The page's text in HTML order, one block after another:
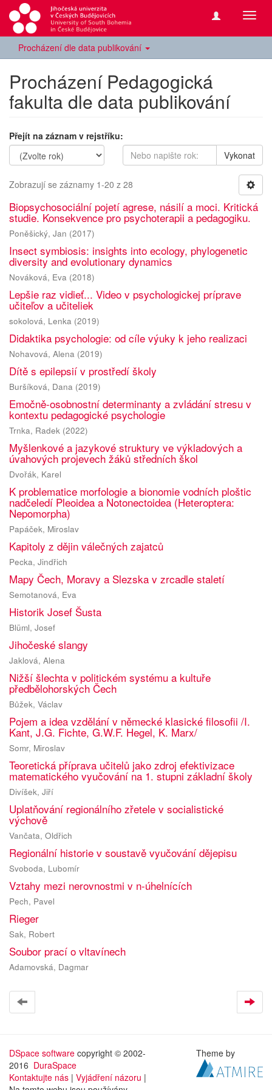
Procházení dle data publikování
Procházení Pedagogická
fakulta dle data publikování
Přejít na záznam v rejstříku:
Vykonat
Zobrazují se záznamy 1-20 z 28
Biopsychosociální pojetí agrese, násilí a moci. Kritická
studie. Konsekvence pro psychoterapii a pedagogiku.
Poněšický, Jan (2017)
Insect symbiosis: insights into ecology, phylogenetic
diversity and evolutionary dynamics
Nováková, Eva (2018)
Lepšie raz vidieť... Video v psychologickej príprave
učiteľov a učiteliek
sokolová, Lenka (2019)
Didaktika psychologie: od cíle výuky k jeho realizaci
Nohavová, Alena (2019)
Dítě s epilepsií v prostředí školy
Buršíková, Dana (2019)
Emočně-osobnostní determinanty a zvládání stresu v
kontextu pedagogické psychologie
Trnka, Radek (2022)
Myšlenkové a jazykové struktury ve výkladových a
úvahových projevech žáků středních škol
Dvořák, Karel
K problematice morfologie a bionomie vodních ploštic
nadčeledí Pleoidea a Notonectoidea (Heteroptera:
Nepomorpha)
Papáček, Miroslav
Kapitoly z dějin válečných zajatců
Pecka, Jindřich
Mapy Čech, Moravy a Slezska v zrcadle staletí
Semotanová, Eva
Historik Josef Šusta
Blüml, Josef
Jihočeské slangy
Jaklová, Alena
Nižší šlechta v politickém systému a kultuře
předbělohorských Čech
Bůžek, Václav
Pojem a idea vzdělání v německé klasické filosofii /I.
Kant, J.G. Fichte, G.W.F. Hegel, K. Marx/
Somr, Miroslav
Teoretická příprava učitelů jako zdroj efektivizace
matematického vyučování na 1. stupni základní školy
Divíšek, Jiří
Uplatňování regionálního zřetele v socialistické
výchově
Vančata, Oldřich
Regionální historie v soustavě vyučování dějepisu
Svoboda, Lubomír
Vztahy mezi nerovnostmi v n-úhelnících
Pech, Pavel
Rieger
Sak, Robert
Soubor prací o vltavínech
Adamovská, Dagmar
DSpace software copyright © 2002-
2016 DuraSpace
Kontaktujte nás | Vyjádření názoru |
Theme by